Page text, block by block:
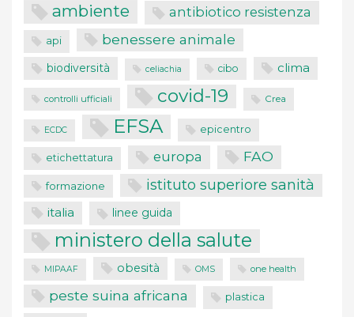
ambiente antibiotico resistenza
api benessere animale
biodiversità celiachia cibo clima
controlli ufficiali covid-19 Crea
ECDC EFSA epicentro
etichettatura europa FAO
formazione istituto superiore sanità
italia linee guida
ministero della salute
MIPAAF obesità OMS one health
peste suina africana plastica